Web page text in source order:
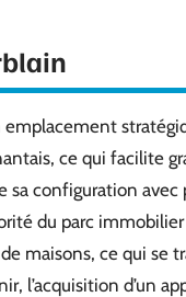
emplacement
ce qui facilite
sa configuration
du parc
maisons, ce qui se
l’acquisition d’un